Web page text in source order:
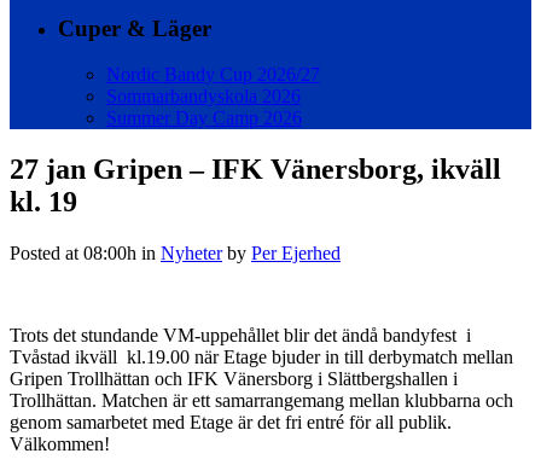
Cuper & Läger
Nordic Bandy Cup 2026/27
Sommarbandyskola 2026
Summer Day Camp 2026
27 jan Gripen – IFK Vänersborg, ikväll
kl. 19
Posted at 08:00h in Nyheter by Per Ejerhed
Trots det stundande VM-uppehållet blir det ändå bandyfest i
Tvåstad ikväll kl.19.00 när Etage bjuder in till derbymatch mellan
Gripen Trollhättan och IFK Vänersborg i Slättbergshallen i
Trollhättan. Matchen är ett samarrangemang mellan klubbarna och
genom samarbetet med Etage är det fri entré för all publik.
Välkommen!